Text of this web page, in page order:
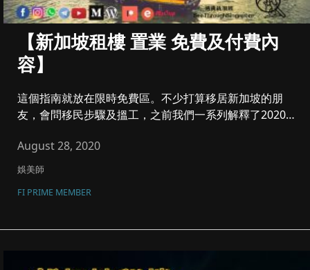
【新加坡租樓 置業 免費及付費內
容】
這個指南就放在限時免費區。不少打算移居新加坡的朋
友，會問移民步驟及搵工，之前我們一系列解釋了2020
August 28, 2020
娛美師
FI PRIME MEMBER